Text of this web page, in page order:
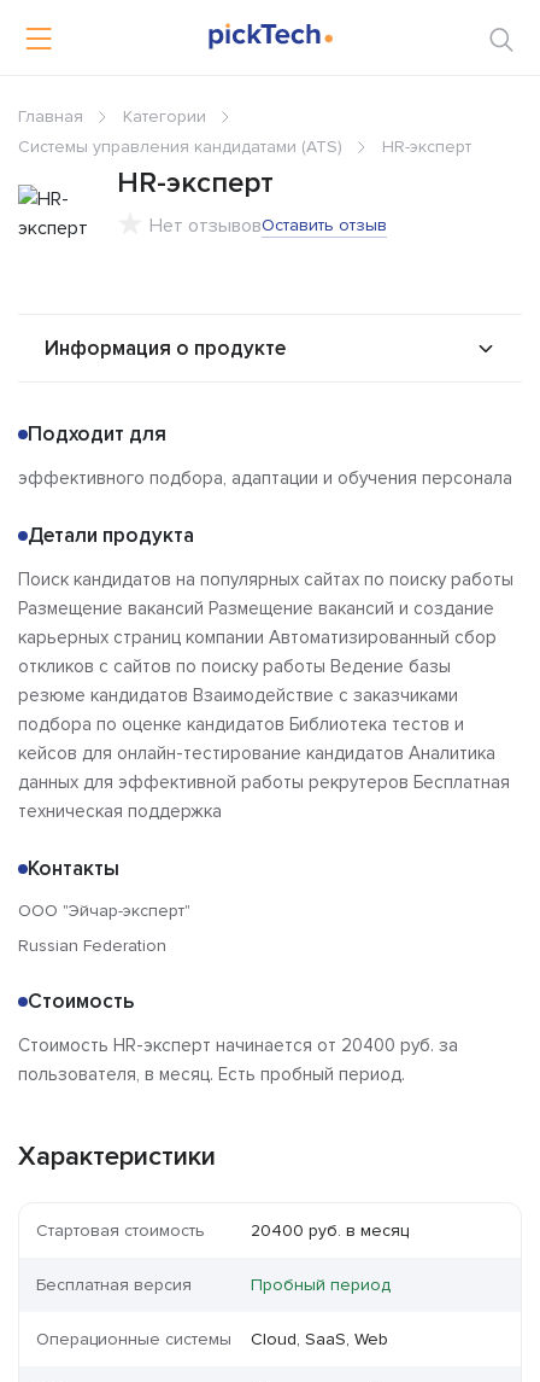
Главная
Категории
Системы управления кандидатами (ATS)
HR-эксперт
HR-эксперт
Нет отзывовОставить отзыв
Информация о продукте
Стоимость
Сравнения
Отзывы
Подходит для
эффективного подбора, адаптации и обучения персонала
Детали продукта
Поиск кандидатов на популярных сайтах по поиску работы
Размещение вакансий Размещение вакансий и создание
карьерных страниц компании Автоматизированный сбор
откликов с сайтов по поиску работы Ведение базы
резюме кандидатов Взаимодействие с заказчиками
подбора по оценке кандидатов Библиотека тестов и
кейсов для онлайн-тестирование кандидатов Аналитика
данных для эффективной работы рекрутеров Бесплатная
техническая поддержка
Контакты
ООО "Эйчар-эксперт"
Russian Federation
Стоимость
Стоимость HR-эксперт начинается от 20400 руб. за
пользователя, в месяц. Есть пробный период.
Характеристики
Стартовая стоимость 20400 руб. в месяц
Бесплатная версия Пробный период
Операционные системы Cloud, SaaS, Web